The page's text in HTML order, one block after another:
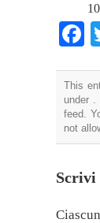
This
under
feed.
not
Scrivi